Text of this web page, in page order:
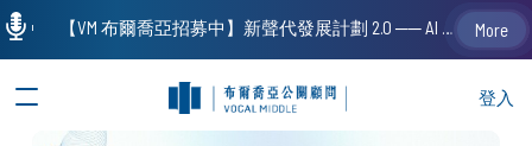
登入
【VM 布爾喬亞招募中】新聲代發展計劃 2.0 ── AI PR 人才加速養成計劃（歡迎「應屆畢業生」、「一年以下相關 / 三年以下非相關經驗工作者」申請加入） More